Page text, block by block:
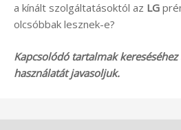
a kínált szolgáltatásoktól az LG
olcsóbbak lesznek-e?
Kapcsolódó tartalmak
használatát javasoljuk.